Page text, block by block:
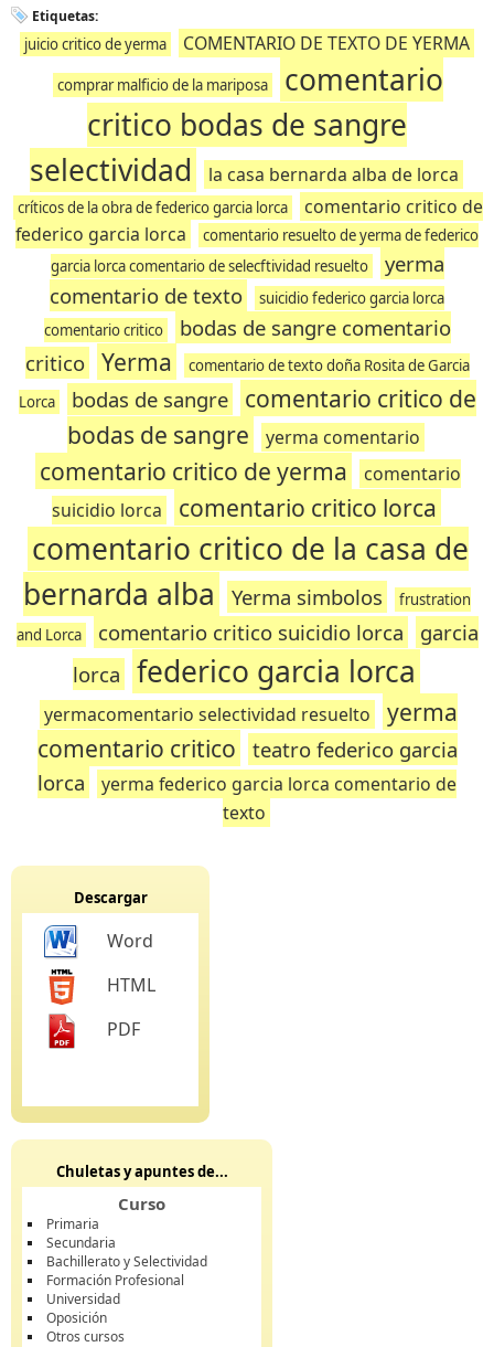
Etiquetas:
juicio critico de yerma COMENTARIO DE TEXTO DE YERMA
comprar malficio de la mariposa
comentario
critico bodas de sangre
selectividad
la casa bernarda alba de lorca
críticos de la obra de federico garcia lorca
comentario critico de
federico garcia lorca
comentario resuelto de yerma de federico
garcia lorca comentario de selecftividad resuelto
yerma
comentario de texto
suicidio federico garcia lorca
comentario critico
bodas de sangre comentario
critico
Yerma
comentario de texto doña Rosita de Garcia
Lorca
bodas de sangre
comentario critico de
bodas de sangre
yerma comentario
comentario critico de yerma
comentario
suicidio lorca
comentario critico lorca
comentario critico de la casa de
bernarda alba
Yerma simbolos
frustration
and Lorca
comentario critico suicidio lorca
garcia
lorca
federico garcia lorca
yermacomentario selectividad resuelto
yerma
comentario critico
teatro federico garcia
lorca
yerma federico garcia lorca comentario de
texto
Descargar
Word
HTML
PDF
Chuletas y apuntes de...
Curso
Primaria
Secundaria
Bachillerato y Selectividad
Formación Profesional
Universidad
Oposición
Otros cursos